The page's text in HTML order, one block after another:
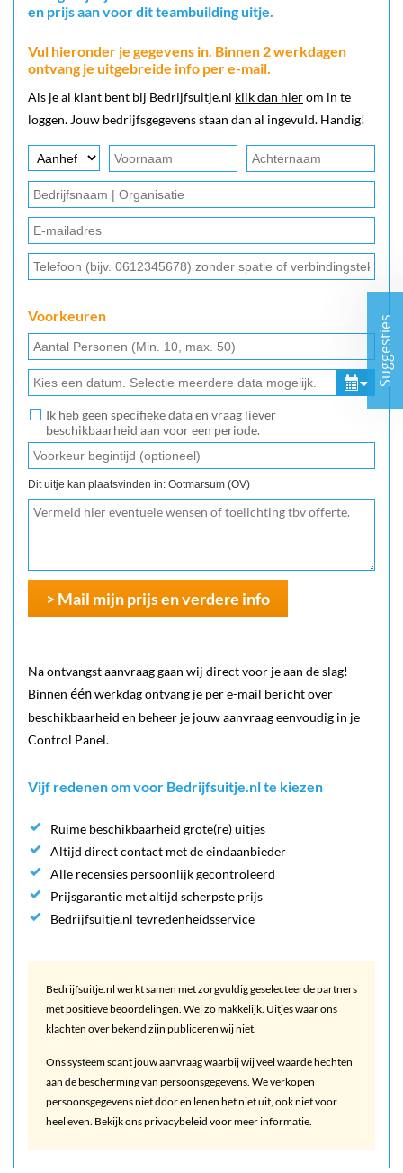
en prijs aan voor dit teambuilding uitje.
Vul hieronder je gegevens in. Binnen 2 werkdagen
ontvang je uitgebreide info per e-mail.
Als je al klant bent bij Bedrijfsuitje.nl klik dan hierom in te
loggen. Jouw bedrijfsgegevens staan dan al ingevuld. Handig!
Voorkeuren
Ik heb geen specifieke data en vraag liever
beschikbaarheid aan voor een periode.
Dit uitje kan plaatsvinden in: Ootmarsum (OV)
> Mail mijn prijs en verdere info
Na ontvangst aanvraag gaan wij direct voor je aan de slag!
Binnen éénwerkdag ontvang je per e-mail bericht over
beschikbaarheid en beheer je jouw aanvraag eenvoudig in je
Control Panel.
Vijf redenen om voor Bedrijfsuitje.nl te kiezen
Ruime beschikbaarheid grote(re) uitjes
Altijd direct contact met de eindaanbieder
Alle recensies persoonlijk gecontroleerd
Prijsgarantie met altijd scherpste prijs
Bedrijfsuitje.nl tevredenheidsservice
Bedrijfsuitje.nl werkt samen met zorgvuldig geselecteerde partners
met positieve beoordelingen. Wel zo makkelijk. Uitjes waar ons
klachten over bekend zijn publiceren wij niet.
Ons systeem scant jouw aanvraag waarbij wij veel waarde hechten
aan de bescherming van persoonsgegevens. We verkopen
persoonsgegevens niet door en lenen het niet uit, ook niet voor
heel even. Bekijk ons privacybeleid voor meer informatie.
Suggesties